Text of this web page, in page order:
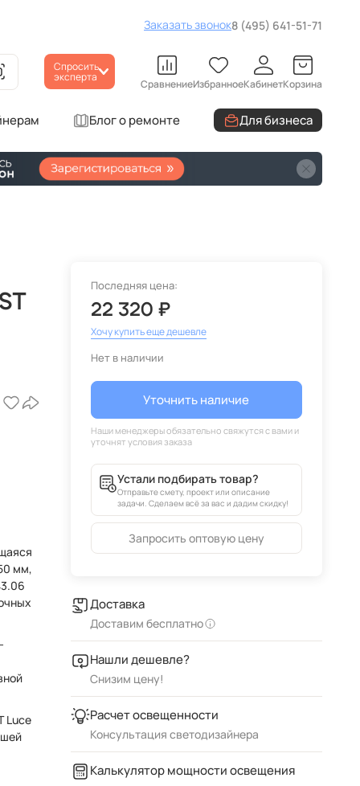
Заказать звонок8 (495) 641-51-71
Спросить
эксперта СравнениеИзбранноеКабинетКорзина
Блог о ремонте Для бизнеса
Luce
Последняя цена:
22 320 ₽
Хочу купить еще дешевле
Нет в наличии
Уточнить наличие
Устали подбирать товар?
Отправьте смету, проект или описание
задачи. Сделаем всё за вас и дадим скидку!
Запросить оптовую цену
Доставка
Доставим бесплатно
Нашли дешевле?
Снизим цену!
Расчет освещенности
Консультация светодизайнера
Калькулятор мощности освещения